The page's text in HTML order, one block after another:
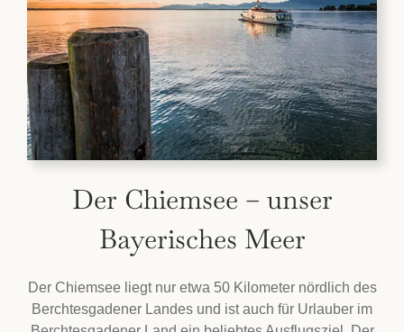
Der Chiemsee – unser
Bayerisches Meer
Der Chiemsee liegt nur etwa 50 Kilometer nördlich des
Berchtesgadener Landes und ist auch für Urlauber im